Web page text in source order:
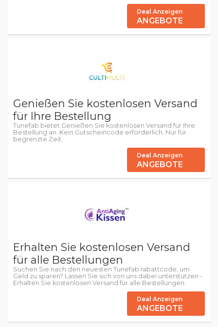
Deal Anzeigen
ANGEBOTE
Genießen Sie kostenlosen Versand
für Ihre Bestellung
Tunefab bietet Genießen Sie kostenlosen Versand für Ihre
Bestellung an. Kein Gutscheincode erforderlich. Nur für
begrenzte Zeit.
Deal Anzeigen
ANGEBOTE
Erhalten Sie kostenlosen Versand
für alle Bestellungen
Suchen Sie nach den neuesten Tunefab rabattcode, um
Geld zu sparen? Lassen Sie sich von uns dabei unterstützen -
Erhalten Sie kostenlosen Versand für alle Bestellungen.
Deal Anzeigen
ANGEBOTE